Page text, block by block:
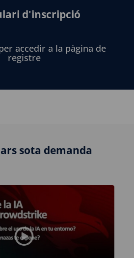
d'inscripció
accedir a la pàgina de
registre
sota demanda